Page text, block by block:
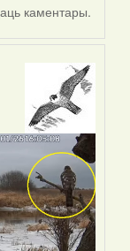
каментары.